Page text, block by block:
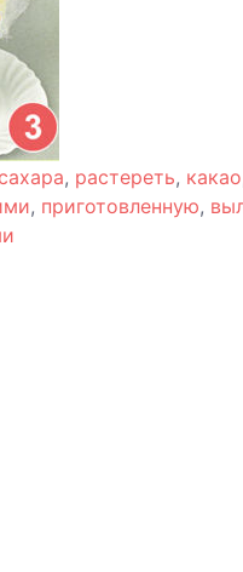
, растереть, какао
, приготовленную,